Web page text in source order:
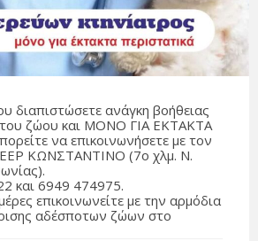
διαπιστώσετε ανάγκη βοήθειας
ζώου και ΜΟΝΟ ΓΙΑ ΕΚΤΑΚΤΑ
να επικοινωνήσετε με τον
ΚΩΝΣΤΑΝΤΙΝΟ (7ο χλμ. Ν.
και 6949 474975.
επικοινωνείτε με την αρμόδια
αδέσποτων ζώων στο